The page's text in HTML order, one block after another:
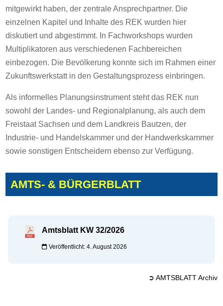
mitgewirkt haben, der zentrale Ansprechpartner. Die
einzelnen Kapitel und Inhalte des REK wurden hier
diskutiert und abgestimmt. In Fachworkshops wurden
Multiplikatoren aus verschiedenen Fachbereichen
einbezogen. Die Bevölkerung konnte sich im Rahmen einer
Zukunftswerkstatt in den Gestaltungsprozess einbringen.
Als informelles Planungsinstrument steht das REK nun
sowohl der Landes- und Regionalplanung, als auch dem
Freistaat Sachsen und dem Landkreis Bautzen, der
Industrie- und Handelskammer und der Handwerkskammer
sowie sonstigen Entscheidern ebenso zur Verfügung.
AMTS- & BÜRGERBLATT
Amtsblatt KW 32/2026
Veröffentlicht: 4. August 2026
➲ AMTSBLATT Archiv